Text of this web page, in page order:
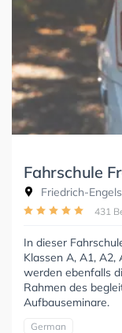
Fahrschule
Friedrich-
431
In dieser
Klassen A, A1,
werden ebenfalls
Rahmen des
Aufbauseminare.
German